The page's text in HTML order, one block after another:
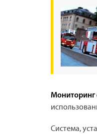
Мониторинг
Система,